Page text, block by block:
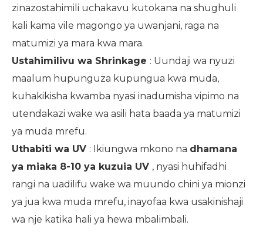
zinazostahimili uchakavu kutokana na shughuli
kali kama vile magongo ya uwanjani, raga na
matumizi ya mara kwa mara.
Ustahimilivu wa Shrinkage : Uundaji wa nyuzi
maalum hupunguza kupungua kwa muda,
kuhakikisha kwamba nyasi inadumisha vipimo na
utendakazi wake wa asili hata baada ya matumizi
ya muda mrefu.
Uthabiti wa UV : Ikiungwa mkono na dhamana
ya miaka 8-10 ya kuzuia UV , nyasi huhifadhi
rangi na uadilifu wake wa muundo chini ya mionzi
ya jua kwa muda mrefu, inayofaa kwa usakinishaji
wa nje katika hali ya hewa mbalimbali.